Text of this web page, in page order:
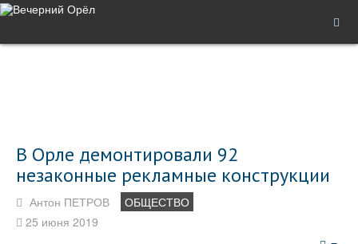
В Орле демонтировали 92
незаконные рекламные конструкции
Антон ПЕТРОВ
ОБЩЕСТВО
25 июня 2019